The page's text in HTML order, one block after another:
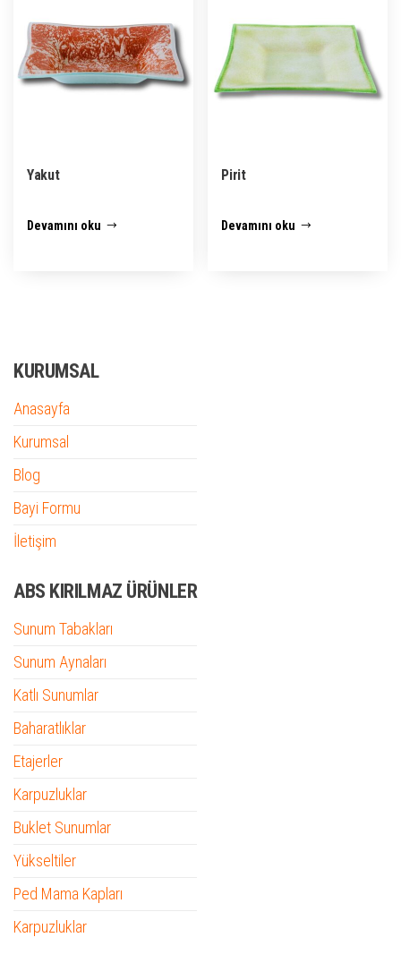
Yakut
Devamını oku
Pirit
Devamını oku
KURUMSAL
Anasayfa
Kurumsal
Blog
Bayi Formu
İletişim
ABS KIRILMAZ ÜRÜNLER
Sunum Tabakları
Sunum Aynaları
Katlı Sunumlar
Baharatlıklar
Etajerler
Karpuzluklar
Buklet Sunumlar
Yükseltiler
Ped Mama Kapları
Karpuzluklar